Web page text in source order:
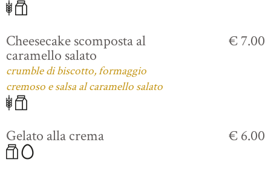
Cheesecake scomposta al
caramello salato
crumble di biscotto, formaggio
cremoso e salsa al caramello salato
€ 7.00
Gelato alla crema € 6.00